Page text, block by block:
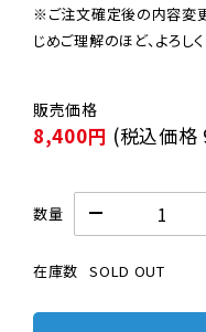
※ご注文確定後の内容変
じめご理解のほど、よろし
8,400円 (税込価格
数量
在庫数 SOLD OUT